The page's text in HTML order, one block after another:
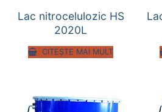
Lac nitrocelulozic HS
2020L
CITEȘTE MAI MULT